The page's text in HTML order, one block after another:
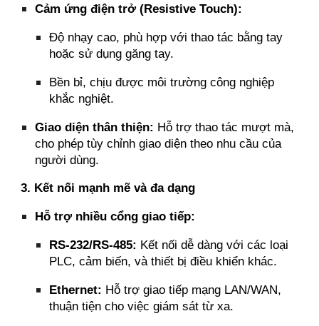
Cảm ứng điện trở (Resistive Touch):
Độ nhạy cao, phù hợp với thao tác bằng tay
hoặc sử dụng găng tay.
Bền bỉ, chịu được môi trường công nghiệp
khắc nghiệt.
Giao diện thân thiện: Hỗ trợ thao tác mượt mà,
cho phép tùy chỉnh giao diện theo nhu cầu của
người dùng.
3. Kết nối mạnh mẽ và đa dạng
Hỗ trợ nhiều cổng giao tiếp:
RS-232/RS-485: Kết nối dễ dàng với các loại
PLC, cảm biến, và thiết bị điều khiển khác.
Ethernet: Hỗ trợ giao tiếp mạng LAN/WAN,
thuận tiện cho việc giám sát từ xa.